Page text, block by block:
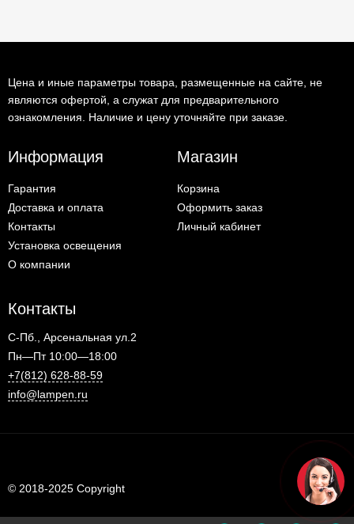
Цена и иные параметры товара, размещенные на сайте, не
являются офертой, а служат для предварительного
ознакомления. Наличие и цену уточняйте при заказе.
Информация
Гарантия
Доставка и оплата
Контакты
Установка освещения
О компании
Магазин
Корзина
Оформить заказ
Личный кабинет
Контакты
С-Пб., Арсенальная ул.2
Пн—Пт 10:00—18:00
+7(812) 628-88-59
info@lampen.ru
© 2018-2025 Copyright